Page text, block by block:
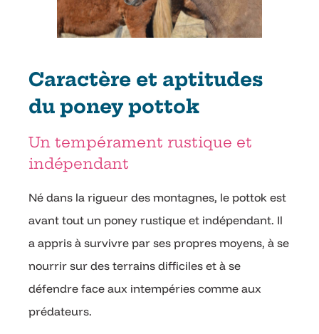
Caractère et aptitudes
du poney pottok
Un tempérament rustique et
indépendant
Né dans la rigueur des montagnes, le pottok est
avant tout un poney rustique et indépendant. Il
a appris à survivre par ses propres moyens, à se
nourrir sur des terrains difficiles et à se
défendre face aux intempéries comme aux
prédateurs.